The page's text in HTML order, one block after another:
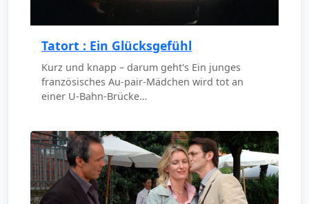
Tatort : Ein Glücksgefühl
Kurz und knapp – darum geht's Ein junges
französisches Au-pair-Mädchen wird tot an
einer U-Bahn-Brücke…